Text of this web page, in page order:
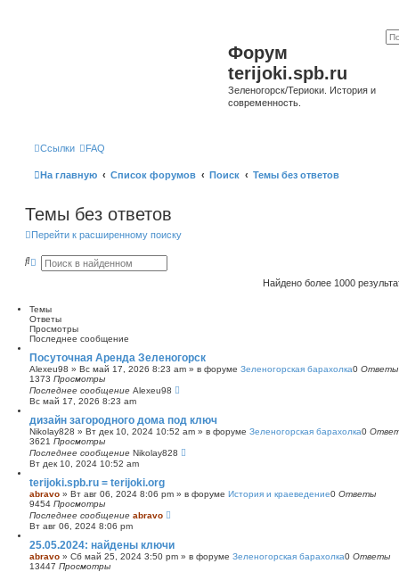
Форум
terijoki.spb.ru
Зеленогорск/Териоки. История и
современность.
Ссылки FAQ
На главную Список форумов Поиск Темы без ответов
Темы без ответов
Перейти к расширенному поиску
П Р
р
е
н
н
ы
й
п
о
и
к
Найдено более 1000
Темы
Ответы
Просмотры
Последнее сообщение
Посуточная Аренда Зеленогорск
Alexeu98 » Вс май 17, 2026 8:23 am » в форуме Зеленогорская барахолка0 Ответы
1373 Просмотры
Последнее сообщение Alexeu98
Вс май 17, 2026 8:23 am
дизайн загородного дома под ключ
Nikolay828 » Вт дек 10, 2024 10:52 am » в форуме Зеленогорская барахолка0
3621 Просмотры
Последнее сообщение Nikolay828
Вт дек 10, 2024 10:52 am
terijoki.spb.ru = terijoki.org
abravo » Вт авг 06, 2024 8:06 pm » в форуме История и краеведение0 Ответы
9454 Просмотры
Последнее сообщение abravo
Вт авг 06, 2024 8:06 pm
25.05.2024: найдены ключи
abravo » Сб май 25, 2024 3:50 pm » в форуме Зеленогорская барахолка0 Ответы
13447 Просмотры